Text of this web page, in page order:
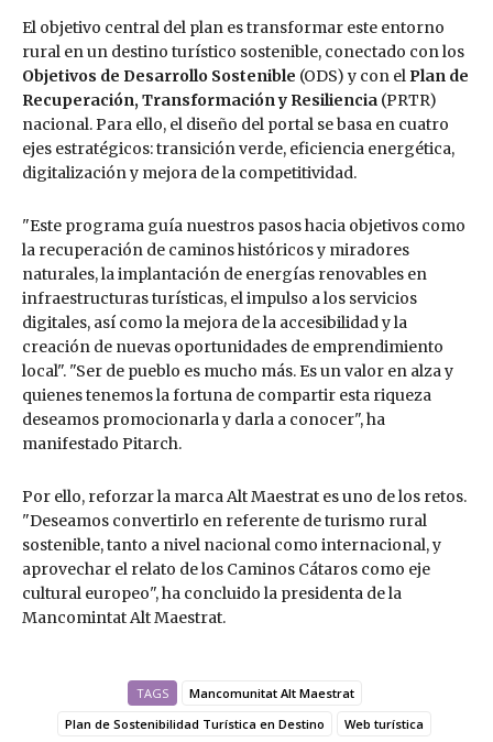
El objetivo central del plan es transformar este entorno
rural en un destino turístico sostenible, conectado con los
Objetivos de Desarrollo Sostenible (ODS) y con el Plan de
Recuperación, Transformación y Resiliencia (PRTR)
nacional. Para ello, el diseño del portal se basa en cuatro
ejes estratégicos: transición verde, eficiencia energética,
digitalización y mejora de la competitividad.
"Este programa guía nuestros pasos hacia objetivos como
la recuperación de caminos históricos y miradores
naturales, la implantación de energías renovables en
infraestructuras turísticas, el impulso a los servicios
digitales, así como la mejora de la accesibilidad y la
creación de nuevas oportunidades de emprendimiento
local". "Ser de pueblo es mucho más. Es un valor en alza y
quienes tenemos la fortuna de compartir esta riqueza
deseamos promocionarla y darla a conocer", ha
manifestado Pitarch.
Por ello, reforzar la marca Alt Maestrat es uno de los retos.
"Deseamos convertirlo en referente de turismo rural
sostenible, tanto a nivel nacional como internacional, y
aprovechar el relato de los Caminos Cátaros como eje
cultural europeo", ha concluido la presidenta de la
Mancomintat Alt Maestrat.
TAGS
Mancomunitat Alt Maestrat
Plan de Sostenibilidad Turística en Destino
Web turística